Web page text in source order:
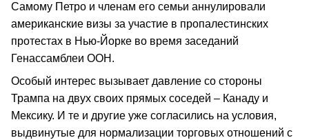
Самому Петро и членам его семьи аннулировали
американские визы за участие в пропалестинских
протестах в Нью-Йорке во время заседаний
Генассамблеи ООН.
Особый интерес вызывает давление со стороны
Трампа на двух своих прямых соседей – Канаду и
Мексику. И те и другие уже согласились на условия,
выдвинутые для нормализации торговых отношений с